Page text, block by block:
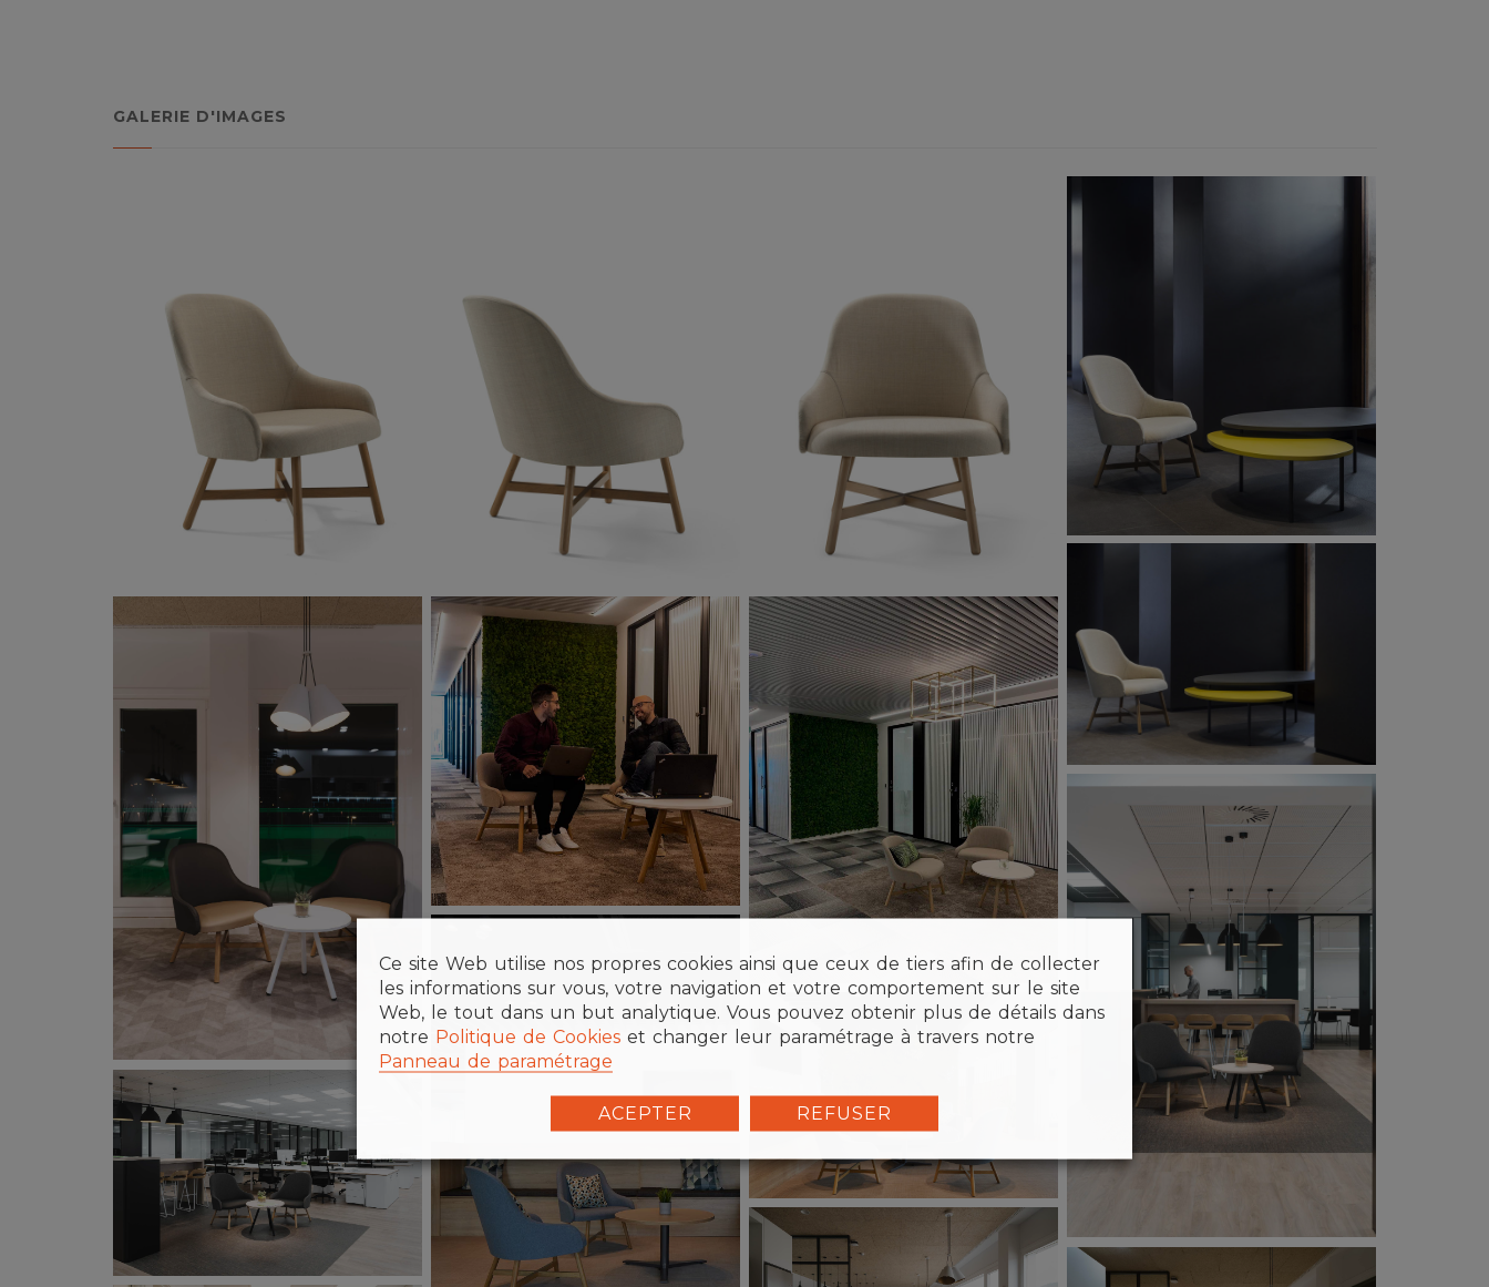
GALERIE D'IMAGES
Ce site Web utilise nos propres cookies ainsi que ceux de tiers afin de collecter
les informations sur vous, votre navigation et votre comportement sur le site
Web, le tout dans un but analytique. Vous pouvez obtenir plus de détails dans
notre Politique de Cookies et changer leur paramétrage à travers notre
Panneau de paramétrage
ACEPTER REFUSER